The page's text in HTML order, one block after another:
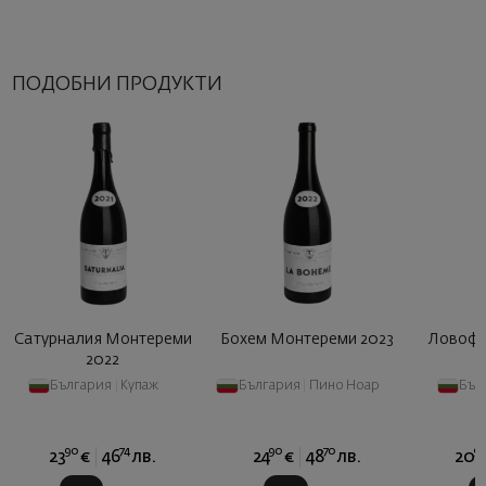
ПОДОБНИ ПРОДУКТИ
Сатурналия Монтереми
2022
България Купаж
2390 € 4674 лв.
Бохем Монтереми 2023
България Пино Ноар
2490 € 4870 лв. 20